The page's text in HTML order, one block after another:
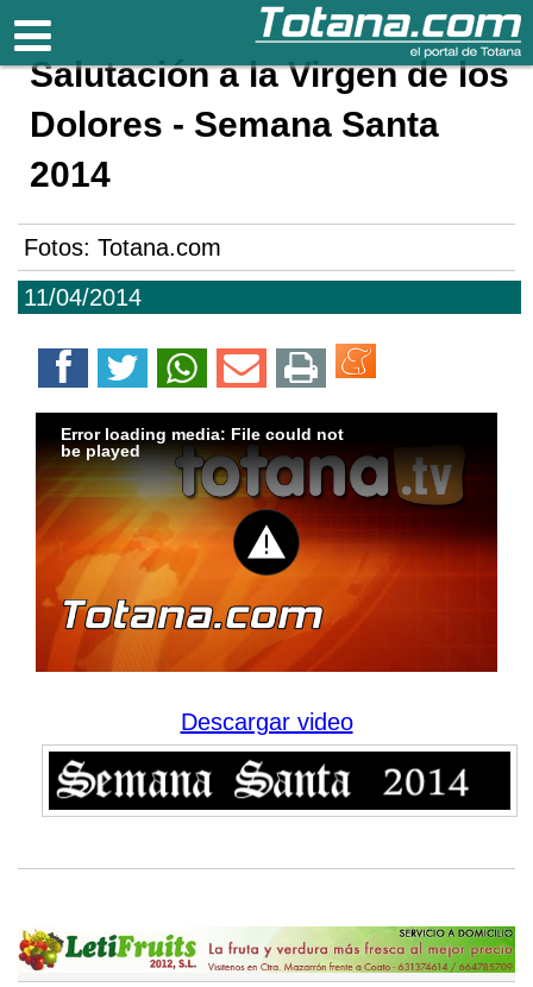
Totana.com
11/04/2014
Salutación a la Virgen de los
Dolores - Semana Santa
2014
Fotos: Totana.com
Error loading media: File could not
be played
Descargar video